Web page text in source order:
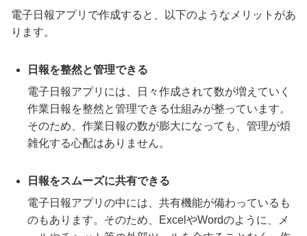
電子日報アプリで作成すると、以下のようなメリットがあ
ります。
日報を整然と管理できる
電子日報アプリには、日々作成されて数が増えていく
作業日報を整然と管理できる仕組みが整っています。
そのため、作業日報の数が膨大になっても、管理が煩
雑化する心配はありません。
日報をスムーズに共有できる
電子日報アプリの中には、共有機能が備わっているも
のもあります。そのため、ExcelやWordのように、メ